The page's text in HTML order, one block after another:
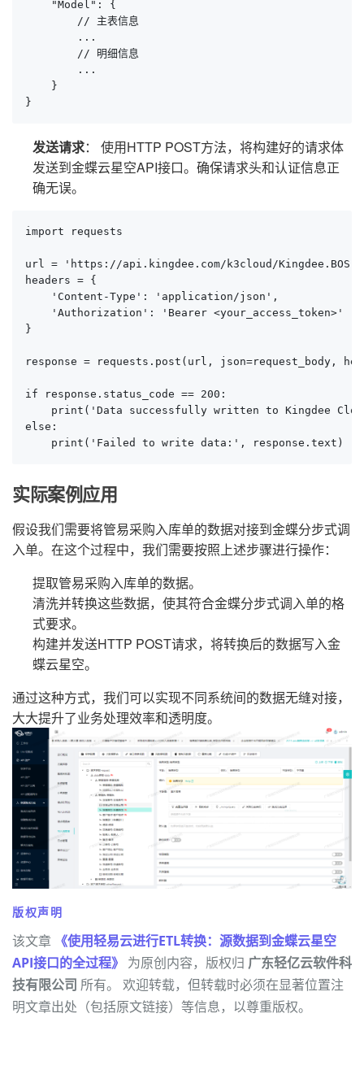
    "Model": {
        // 主表信息
        ...
        // 明细信息
        ...
    }
}
发送请求： 使用HTTP POST方法，将构建好的请求体
发送到金蝶云星空API接口。确保请求头和认证信息正
确无误。
import requests
url = 'https://api.kingdee.com/k3cloud/
headers = {
    'Content-Type': 'application/json',
    'Authorization': 'Bearer <your_access_token>'
}
response = requests.post(url, json=request_body,
if response.status_code == 200:
print('Data successfully written to Kingdee
else:
    print('Failed to write data:', response.text)
实际案例应用
假设我们需要将管易采购入库单的数据对接到金蝶分步式调
入单。在这个过程中，我们需要按照上述步骤进行操作：
提取管易采购入库单的数据。
清洗并转换这些数据，使其符合金蝶分步式调入单的格
式要求。
构建并发送HTTP POST请求，将转换后的数据写入金
蝶云星空。
通过这种方式，我们可以实现不同系统间的数据无缝对接，
大大提升了业务处理效率和透明度。
版权声明
该文章 《使用轻易云进行ETL转换：源数据到金蝶云星空
API接口的全过程》 为原创内容，版权归 广东轻亿云软件科
技有限公司 所有。 欢迎转载，但转载时必须在显著位置注
明文章出处（包括原文链接）等信息，以尊重版权。